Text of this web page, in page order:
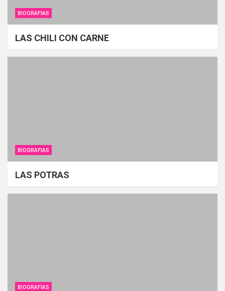
BIOGRAFIAS
LAS CHILI CON CARNE
BIOGRAFIAS
LAS POTRAS
BIOGRAFIAS